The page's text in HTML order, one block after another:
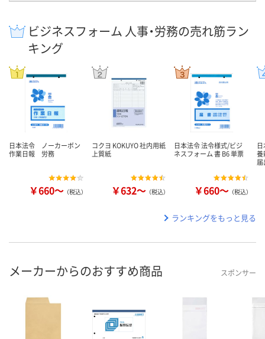
ビジネスフォーム 人事・労務の売れ筋ラン
キング
日本法令 ノーカーボン
作業日報 労務
￥660～ （税込）
コクヨ KOKUYO 社内用紙
上質紙
￥632～ （税込）
日本法令 法令様式/ビジ
ネスフォーム 書 B6 単票
￥660～ （税込）
養
ランキングをもっと見る
メーカーからのおすすめ商品 スポンサー